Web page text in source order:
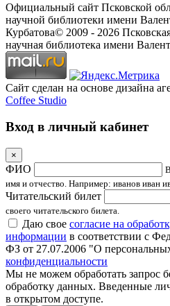
Официальный сайт Псковской
научной библиотеки имени
Курбатова© 2009 - 2026
научная библиотека имени
Сайт сделан на основе дизайна
Coffee Studio
Вход в личный кабинет
×
ФИО
имя и отчество. Например: иванов иван
Читательский билет
своего читательского билета.
Даю свое согласие на
информации в соответствии с
ФЗ от 27.07.2006 "О
конфиденциальности
Мы не можем обработать запрос
обработку данных. Введенные
в открытом доступе.